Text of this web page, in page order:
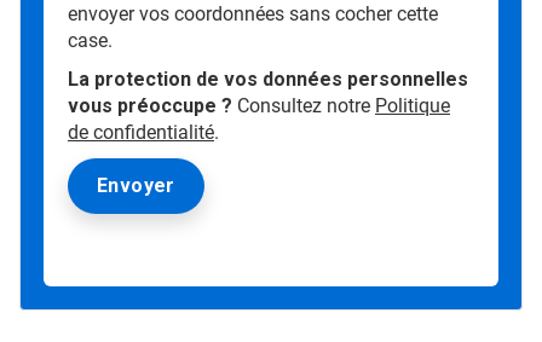
envoyer vos coordonnées sans cocher cette
case.
La protection de vos données personnelles
vous préoccupe ? Consultez notre Politique
de confidentialité.